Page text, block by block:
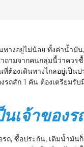
ทางอยู่ไม่น้อย ทั้งค่าน้ำ
ถามจากคนกลุ่มนี้ว่าควร
ต้องเดินทางไกลอยู่เป็น
ถสัก 1 คัน ต้องเตรียมรับ
เจ้าของร
ถ, ซื้อประกัน, เติมน้ำมั